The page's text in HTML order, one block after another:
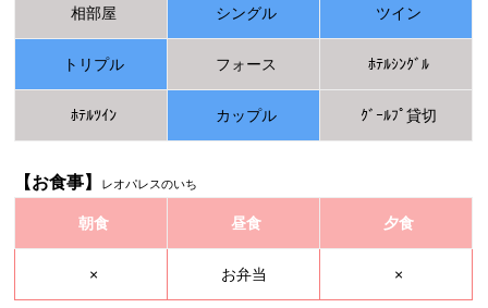
相部屋 シングル ツイン
トリプル フォース ﾎﾃﾙｼﾝｸﾞﾙ
ﾎﾃﾙﾂｲﾝ カップル ｸﾞｰﾙﾌﾟ貸切
【お食事】 レオパレスのいち
朝食 昼食 夕食
× お弁当 ×